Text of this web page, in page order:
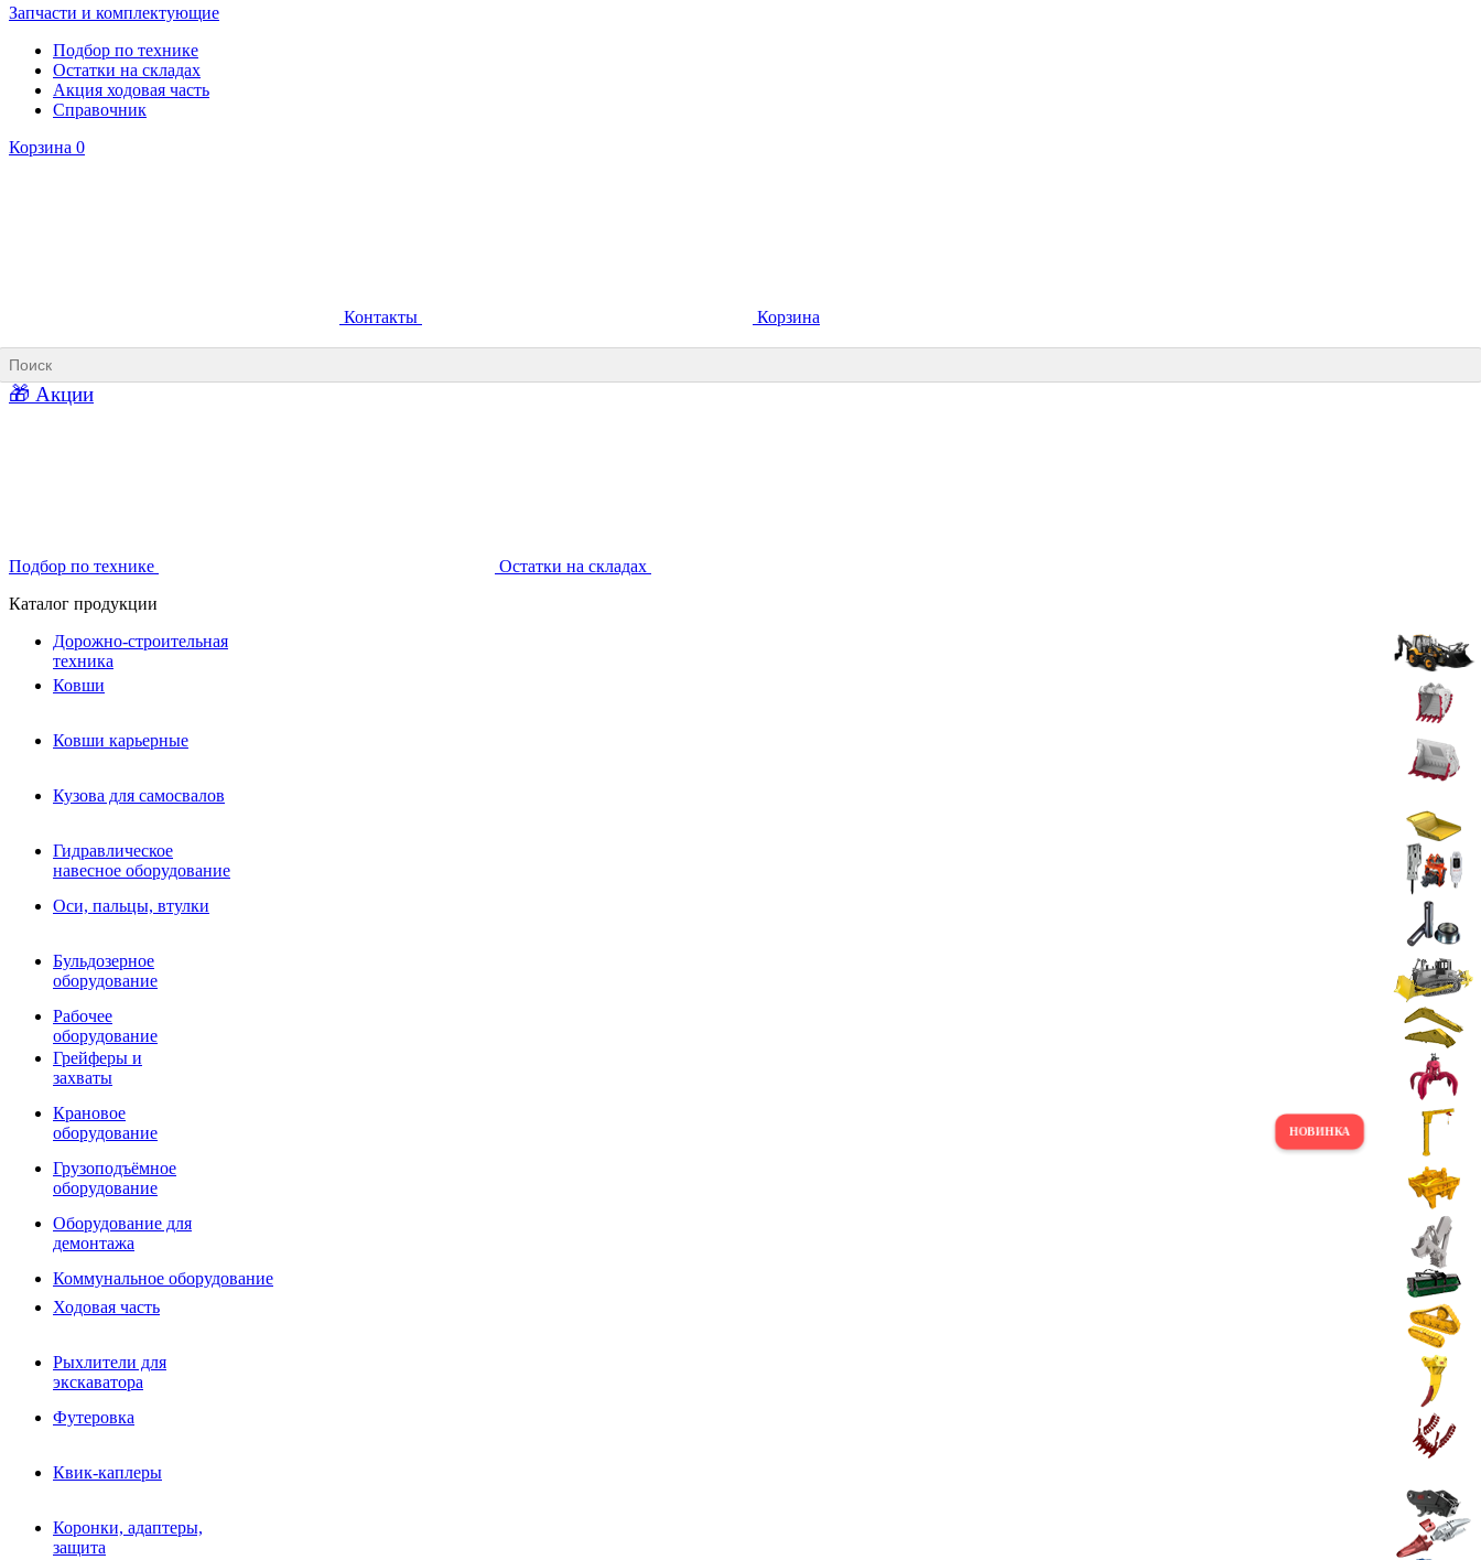
Ковши для фронтальных погрузчиков
Гидравлическое навесное
оборудование
Гидробуры и шнеки
Вибротрамбовки
Навесные дорожные фрезы
Виброрипперы
Ковши дробильные щековые
Ковши дробильные роторные
Сортировочные ковши барабанные
Сортировочные ковши вальцовые
Фрезы роторные
Фрезы дисковые
Траншеекопатели
Просеивающие ковши для фронтальных погрузчиков
Распределители асфальта
Переходные плиты
Гидроразводка
РВД
Сваерезки
Как выбрать гидромолот
Запчасти и комплектующие
Подбор по технике
Остатки на складах
Акция ходовая часть
Справочник
Корзина 0
Контакты Корзина
🎁 Акции
Подбор по технике
Остатки на складах
Каталог продукции
Дорожно-строительная
техника
Ковши
Ковши карьерные
Кузова для самосвалов
Гидравлическое
навесное оборудование
Оси, пальцы, втулки
Бульдозерное
оборудование
Рабочее
оборудование
Грейферы и
захваты
Крановое
оборудование
Грузоподъёмное
оборудование
Оборудование для
демонтажа
Коммунальное оборудование
Ходовая часть
Рыхлители для
экскаватора
Футеровка
Квик-каплеры
Коронки, адаптеры,
защита